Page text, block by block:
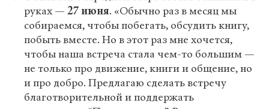
руках — 27 июня. «Обычно раз в месяц мы
собираемся, чтобы побегать, обсудить книгу,
побыть вместе. Но в этот раз мне хочется,
чтобы наша встреча стала чем-то большим —
не только про движение, книги и общение, но
и про добро. Предлагаю сделать встречу
благотворительной и поддержать